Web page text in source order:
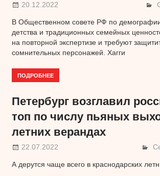
20.12.2022
В Общественном совете РФ по
детства и традиционных семейных
на повторной экспертизе и требуют
сомнительных персонажей. Хагги
ПОДРОБНЕЕ
Петербург возглавил
топ по числу пьяных
летних верандах
22.07.2022
А дерутся чаще всего в краснодарских